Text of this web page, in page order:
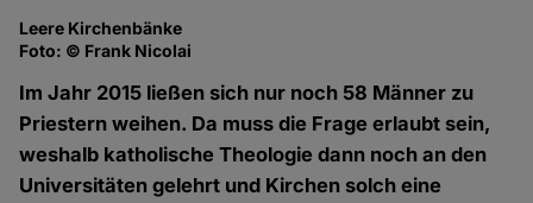
Leere Kirchenbänke
Foto: © Frank Nicolai
Im Jahr 2015 ließen sich nur noch 58 Männer zu
Priestern weihen. Da muss die Frage erlaubt sein,
weshalb katholische Theologie dann noch an den
Universitäten gelehrt und Kirchen solch eine